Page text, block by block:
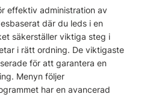
effektiv administration av
där du leds i en
säkerställer viktiga steg i
i rätt ordning. De viktigaste
för att garantera en
Menyn följer
har en avancerad